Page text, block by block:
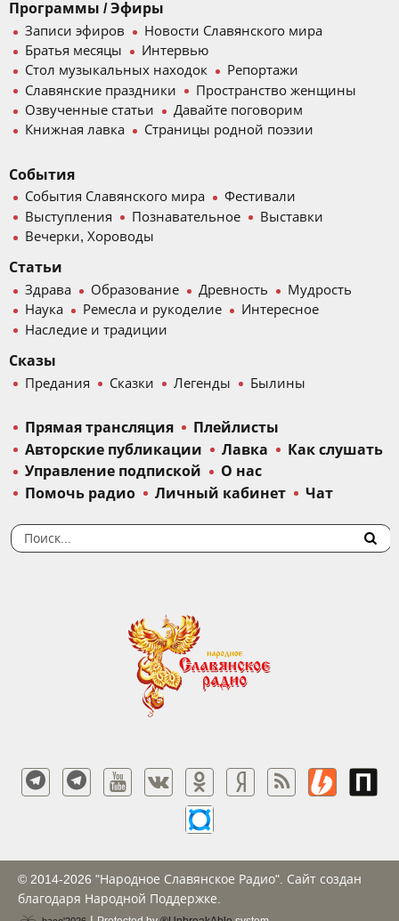
Программы / Эфиры
Записи эфиров
Новости Славянского мира
Братья месяцы
Интервью
Стол музыкальных находок
Репортажи
Славянские праздники
Пространство женщины
Озвученные статьи
Давайте поговорим
Книжная лавка
Страницы родной поэзии
События
События Славянского мира
Фестивали
Выступления
Познавательное
Выставки
Вечерки, Хороводы
Статьи
Здрава Образование Древность
Мудрость
Наука
Ремесла и рукоделие
Интересное
Наследие и традиции
Сказы
Предания Сказки Легенды Былины
Прямая трансляция
Плейлисты
Авторские публикации
Лавка
Как слушать
Управление подпиской
О нас
Помочь радио
Личный кабинет Чат
© 2014-2026 "Народное Славянское Радио". Сайт создан
благодаря Народной Поддержке.